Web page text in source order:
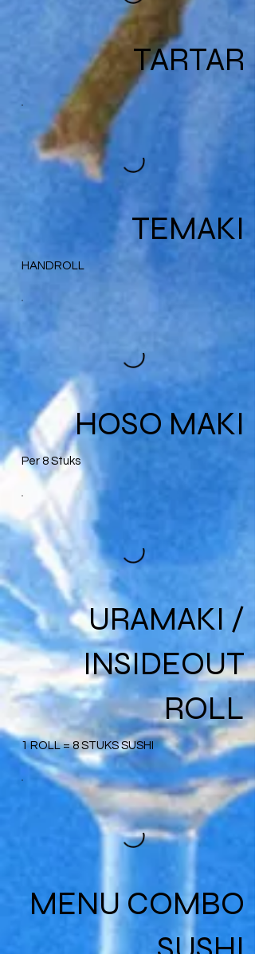
TARTAR
TEMAKI
HANDROLL
HOSO MAKI
Per 8 Stuks
URAMAKI /
INSIDEOUT
ROLL
1 ROLL = 8 STUKS SUSHI
MENU COMBO